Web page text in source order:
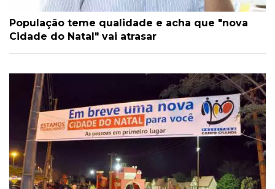
População teme qualidade e acha que "nova
Cidade do Natal" vai atrasar